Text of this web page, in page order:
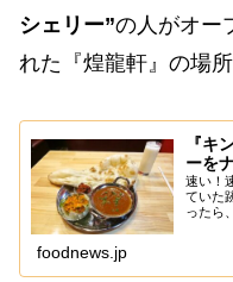
シェリー”の人がオー
れた『煌龍軒』の場
『キ
ーを
速い！
ていた
ったら
希に
foodnews.jp